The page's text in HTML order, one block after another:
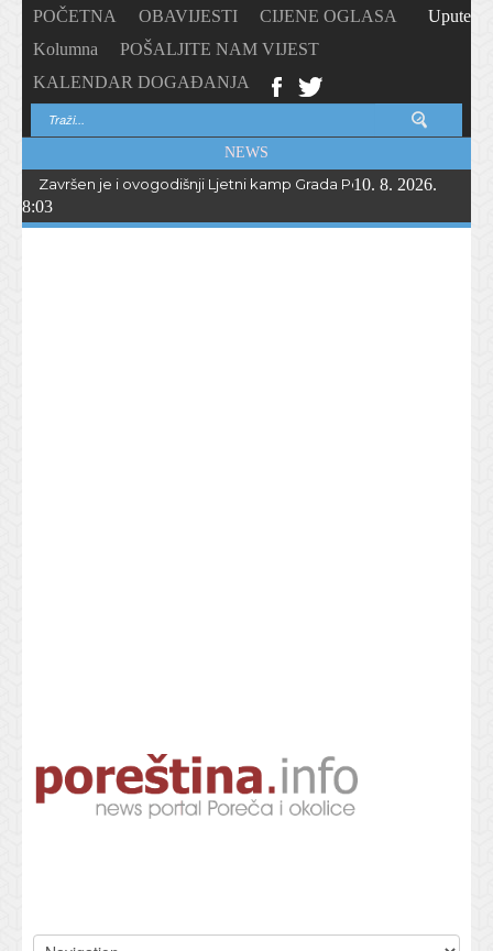
POČETNA OBAVIJESTI
CIJENE OGLASA
Kolumna
POŠALJITE NAM VIJEST
KALENDAR DOGAĐANJA
Upute
NEWS
Završen je i ovogodišnji Ljetni kamp Grada Poreča-Parenzo –
10. 8. 2026.
8:03